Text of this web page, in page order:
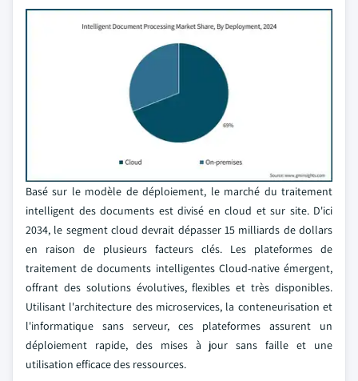
Basé sur le modèle de déploiement, le marché du traitement
intelligent des documents est divisé en cloud et sur site. D'ici
2034, le segment cloud devrait dépasser 15 milliards de dollars
en raison de plusieurs facteurs clés. Les plateformes de
traitement de documents intelligentes Cloud-native émergent,
offrant des solutions évolutives, flexibles et très disponibles.
Utilisant l'architecture des microservices, la conteneurisation et
l'informatique sans serveur, ces plateformes assurent un
déploiement rapide, des mises à jour sans faille et une
utilisation efficace des ressources.